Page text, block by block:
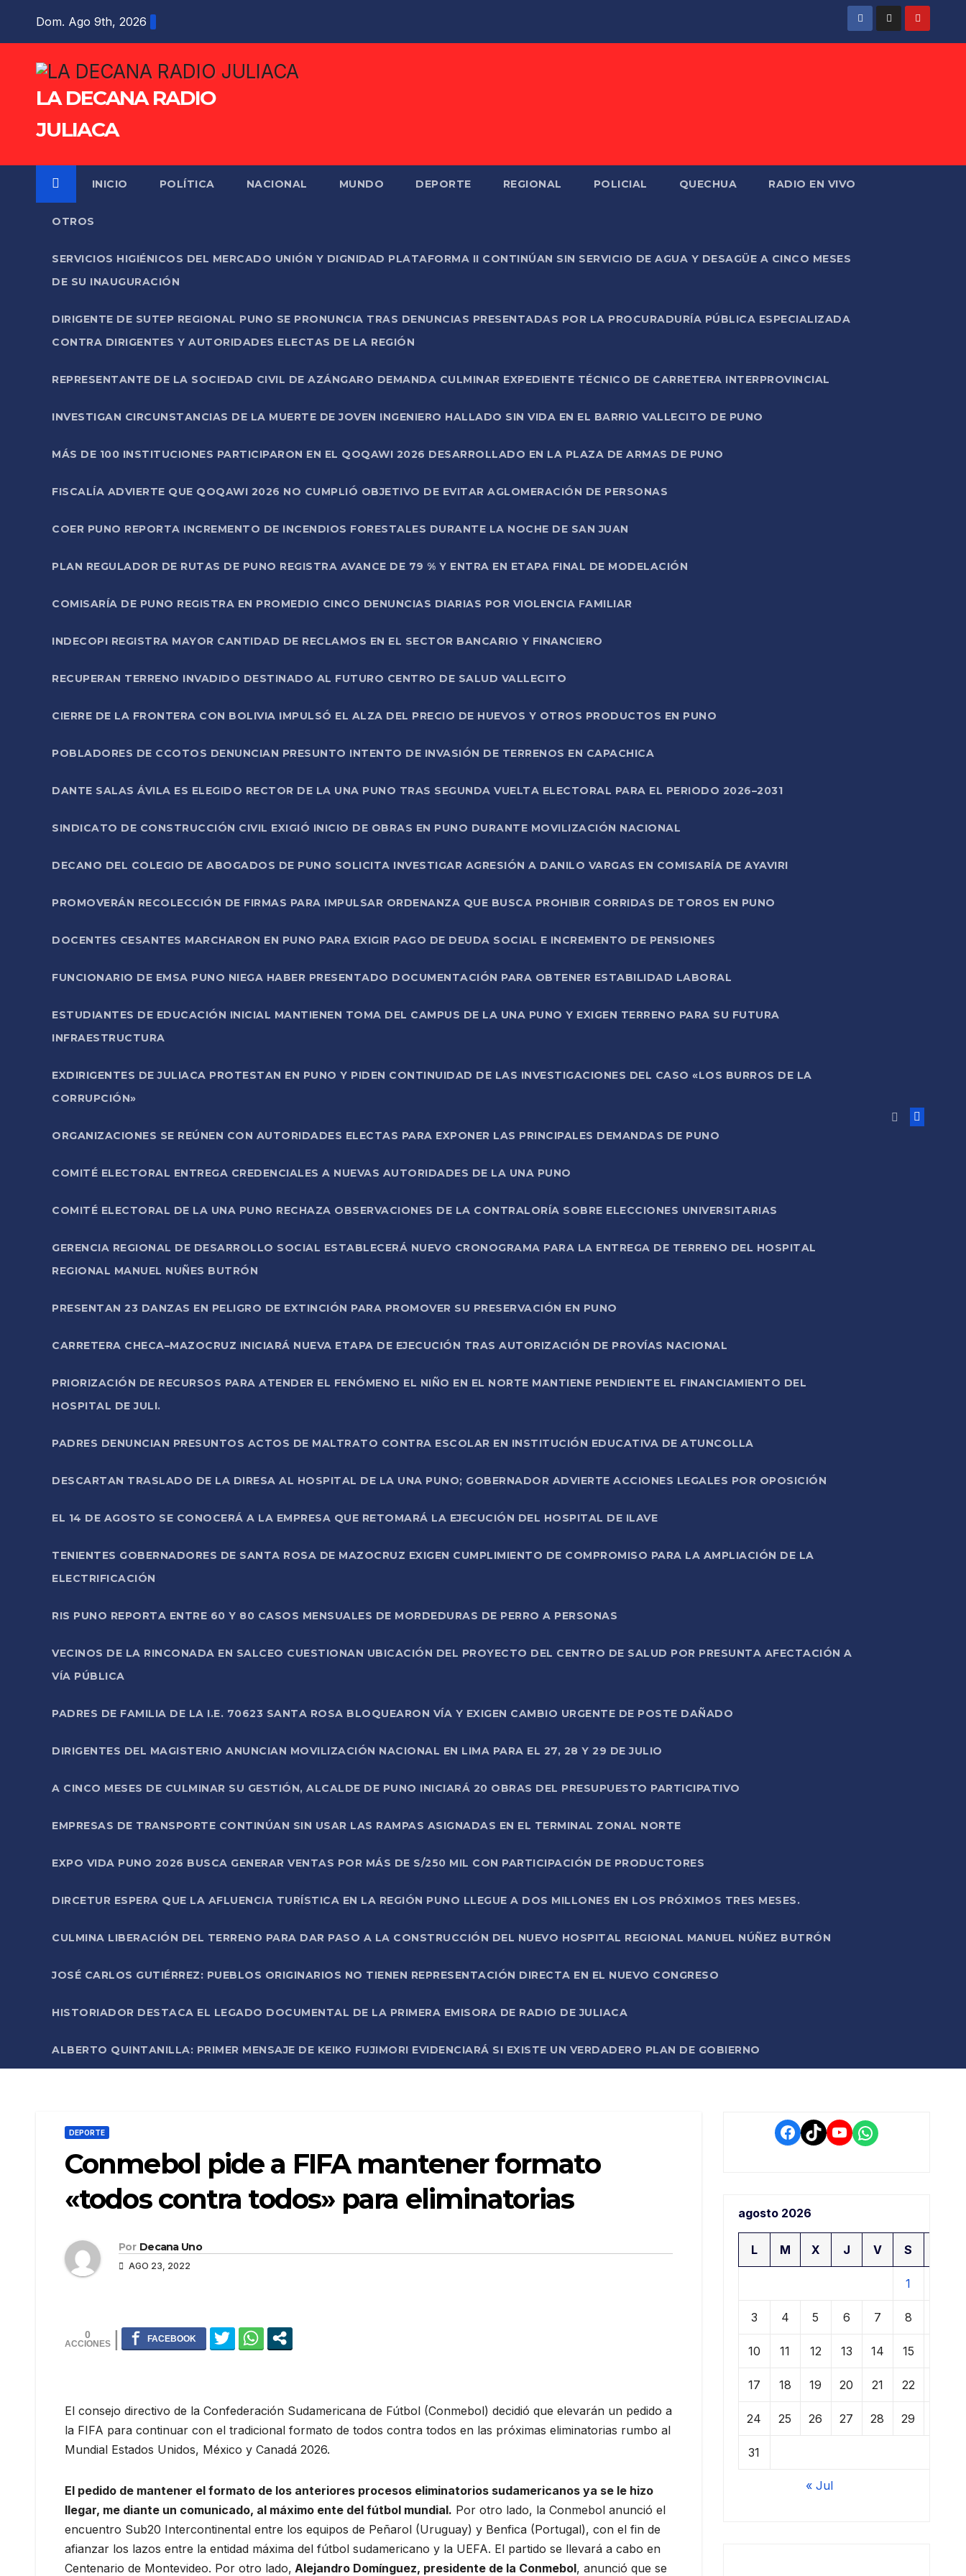
Dom. Ago 9th, 2026
LA DECANA RADIO
JULIACA
INICIO POLÍTICA NACIONAL MUNDO DEPORTE REGIONAL POLICIAL QUECHUA RADIO EN VIVO
OTROS
SERVICIOS HIGIÉNICOS DEL MERCADO UNIÓN Y DIGNIDAD PLATAFORMA II CONTINÚAN SIN SERVICIO DE AGUA Y DESAGÜE A CINCO MESES
DE SU INAUGURACIÓN
DIRIGENTE DE SUTEP REGIONAL PUNO SE PRONUNCIA TRAS DENUNCIAS PRESENTADAS POR LA PROCURADURÍA PÚBLICA ESPECIALIZADA
CONTRA DIRIGENTES Y AUTORIDADES ELECTAS DE LA REGIÓN
REPRESENTANTE DE LA SOCIEDAD CIVIL DE AZÁNGARO DEMANDA CULMINAR EXPEDIENTE TÉCNICO DE CARRETERA INTERPROVINCIAL
INVESTIGAN CIRCUNSTANCIAS DE LA MUERTE DE JOVEN INGENIERO HALLADO SIN VIDA EN EL BARRIO VALLECITO DE PUNO
MÁS DE 100 INSTITUCIONES PARTICIPARON EN EL QOQAWI 2026 DESARROLLADO EN LA PLAZA DE ARMAS DE PUNO
FISCALÍA ADVIERTE QUE QOQAWI 2026 NO CUMPLIÓ OBJETIVO DE EVITAR AGLOMERACIÓN DE PERSONAS
COER PUNO REPORTA INCREMENTO DE INCENDIOS FORESTALES DURANTE LA NOCHE DE SAN JUAN
PLAN REGULADOR DE RUTAS DE PUNO REGISTRA AVANCE DE 79 % Y ENTRA EN ETAPA FINAL DE MODELACIÓN
COMISARÍA DE PUNO REGISTRA EN PROMEDIO CINCO DENUNCIAS DIARIAS POR VIOLENCIA FAMILIAR
INDECOPI REGISTRA MAYOR CANTIDAD DE RECLAMOS EN EL SECTOR BANCARIO Y FINANCIERO
RECUPERAN TERRENO INVADIDO DESTINADO AL FUTURO CENTRO DE SALUD VALLECITO
CIERRE DE LA FRONTERA CON BOLIVIA IMPULSÓ EL ALZA DEL PRECIO DE HUEVOS Y OTROS PRODUCTOS EN PUNO
POBLADORES DE CCOTOS DENUNCIAN PRESUNTO INTENTO DE INVASIÓN DE TERRENOS EN CAPACHICA
DANTE SALAS ÁVILA ES ELEGIDO RECTOR DE LA UNA PUNO TRAS SEGUNDA VUELTA ELECTORAL PARA EL PERIODO 2026–2031
SINDICATO DE CONSTRUCCIÓN CIVIL EXIGIÓ INICIO DE OBRAS EN PUNO DURANTE MOVILIZACIÓN NACIONAL
DECANO DEL COLEGIO DE ABOGADOS DE PUNO SOLICITA INVESTIGAR AGRESIÓN A DANILO VARGAS EN COMISARÍA DE AYAVIRI
PROMOVERÁN RECOLECCIÓN DE FIRMAS PARA IMPULSAR ORDENANZA QUE BUSCA PROHIBIR CORRIDAS DE TOROS EN PUNO
DOCENTES CESANTES MARCHARON EN PUNO PARA EXIGIR PAGO DE DEUDA SOCIAL E INCREMENTO DE PENSIONES
FUNCIONARIO DE EMSA PUNO NIEGA HABER PRESENTADO DOCUMENTACIÓN PARA OBTENER ESTABILIDAD LABORAL
ESTUDIANTES DE EDUCACIÓN INICIAL MANTIENEN TOMA DEL CAMPUS DE LA UNA PUNO Y EXIGEN TERRENO PARA SU FUTURA
INFRAESTRUCTURA
EXDIRIGENTES DE JULIACA PROTESTAN EN PUNO Y PIDEN CONTINUIDAD DE LAS INVESTIGACIONES DEL CASO «LOS BURROS DE LA
CORRUPCIÓN»
ORGANIZACIONES SE REÚNEN CON AUTORIDADES ELECTAS PARA EXPONER LAS PRINCIPALES DEMANDAS DE PUNO
COMITÉ ELECTORAL ENTREGA CREDENCIALES A NUEVAS AUTORIDADES DE LA UNA PUNO
COMITÉ ELECTORAL DE LA UNA PUNO RECHAZA OBSERVACIONES DE LA CONTRALORÍA SOBRE ELECCIONES UNIVERSITARIAS
GERENCIA REGIONAL DE DESARROLLO SOCIAL ESTABLECERÁ NUEVO CRONOGRAMA PARA LA ENTREGA DE TERRENO DEL HOSPITAL
REGIONAL MANUEL NUÑES BUTRÓN
PRESENTAN 23 DANZAS EN PELIGRO DE EXTINCIÓN PARA PROMOVER SU PRESERVACIÓN EN PUNO
CARRETERA CHECA–MAZOCRUZ INICIARÁ NUEVA ETAPA DE EJECUCIÓN TRAS AUTORIZACIÓN DE PROVÍAS NACIONAL
PRIORIZACIÓN DE RECURSOS PARA ATENDER EL FENÓMENO EL NIÑO EN EL NORTE MANTIENE PENDIENTE EL FINANCIAMIENTO DEL
HOSPITAL DE JULI.
PADRES DENUNCIAN PRESUNTOS ACTOS DE MALTRATO CONTRA ESCOLAR EN INSTITUCIÓN EDUCATIVA DE ATUNCOLLA
DESCARTAN TRASLADO DE LA DIRESA AL HOSPITAL DE LA UNA PUNO; GOBERNADOR ADVIERTE ACCIONES LEGALES POR OPOSICIÓN
EL 14 DE AGOSTO SE CONOCERÁ A LA EMPRESA QUE RETOMARÁ LA EJECUCIÓN DEL HOSPITAL DE ILAVE
TENIENTES GOBERNADORES DE SANTA ROSA DE MAZOCRUZ EXIGEN CUMPLIMIENTO DE COMPROMISO PARA LA AMPLIACIÓN DE LA
ELECTRIFICACIÓN
RIS PUNO REPORTA ENTRE 60 Y 80 CASOS MENSUALES DE MORDEDURAS DE PERRO A PERSONAS
VECINOS DE LA RINCONADA EN SALCEO CUESTIONAN UBICACIÓN DEL PROYECTO DEL CENTRO DE SALUD POR PRESUNTA AFECTACIÓN A
VÍA PÚBLICA
PADRES DE FAMILIA DE LA I.E. 70623 SANTA ROSA BLOQUEARON VÍA Y EXIGEN CAMBIO URGENTE DE POSTE DAÑADO
DIRIGENTES DEL MAGISTERIO ANUNCIAN MOVILIZACIÓN NACIONAL EN LIMA PARA EL 27, 28 Y 29 DE JULIO
A CINCO MESES DE CULMINAR SU GESTIÓN, ALCALDE DE PUNO INICIARÁ 20 OBRAS DEL PRESUPUESTO PARTICIPATIVO
EMPRESAS DE TRANSPORTE CONTINÚAN SIN USAR LAS RAMPAS ASIGNADAS EN EL TERMINAL ZONAL NORTE
EXPO VIDA PUNO 2026 BUSCA GENERAR VENTAS POR MÁS DE S/250 MIL CON PARTICIPACIÓN DE PRODUCTORES
DIRCETUR ESPERA QUE LA AFLUENCIA TURÍSTICA EN LA REGIÓN PUNO LLEGUE A DOS MILLONES EN LOS PRÓXIMOS TRES MESES.
CULMINA LIBERACIÓN DEL TERRENO PARA DAR PASO A LA CONSTRUCCIÓN DEL NUEVO HOSPITAL REGIONAL MANUEL NÚÑEZ BUTRÓN
JOSÉ CARLOS GUTIÉRREZ: PUEBLOS ORIGINARIOS NO TIENEN REPRESENTACIÓN DIRECTA EN EL NUEVO CONGRESO
HISTORIADOR DESTACA EL LEGADO DOCUMENTAL DE LA PRIMERA EMISORA DE RADIO DE JULIACA
ALBERTO QUINTANILLA: PRIMER MENSAJE DE KEIKO FUJIMORI EVIDENCIARÁ SI EXISTE UN VERDADERO PLAN DE GOBIERNO
DEPORTE
Conmebol pide a FIFA mantener formato
«todos contra todos» para eliminatorias
Por Decana Uno
AGO 23, 2022
0
El consejo directivo de la Confederación Sudamericana de Fútbol (Conmebol) decidió que elevarán un pedido a
la FIFA para continuar con el tradicional formato de todos contra todos en las próximas eliminatorias rumbo al
Mundial Estados Unidos, México y Canadá 2026.
El pedido de mantener el formato de los anteriores procesos eliminatorios sudamericanos ya se le hizo
llegar, me diante un comunicado, al máximo ente del fútbol mundial. Por otro lado, la Conmebol anunció el
encuentro Sub20 Intercontinental entre los equipos de Peñarol (Uruguay) y Benfica (Portugal), con el fin de
afianzar los lazos entre la entidad máxima del fútbol sudamericano y la UEFA. El partido se llevará a cabo en
Centenario de Montevideo. Por otro lado, Alejandro Domínguez, presidente de la Conmebol, anunció que se
Facebook
TikTokYouTube
WhatsApp
agosto 2026
L M X J V S
1
3 4 5 6 7 8
10 11 12 13 14 15
17 18 19 20 21 22
24 25 26 27 28 29
31
« Jul